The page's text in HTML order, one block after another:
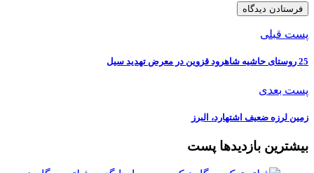
پست قبلی
25 روستای حاشیه شاهرود قزوین در معرض تهدید سیل
پست بعدی
زمین لرزه ضعیف اشتهارد، البرز
بیشترین بازدیدها پست